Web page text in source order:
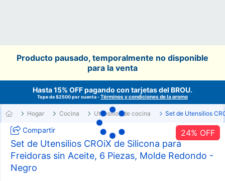
Producto pausado, temporalmente no disponible
para la venta
Hasta 15% OFF pagando con tarjetas del BROU.
Tope de $2500 por cuenta -Términos y condiciones de la promo
Hogar Cocina Utensilios de cocina Set de Utensilios
Compartir 24% OFF
Set de Utensilios CROiX de Silicona para
Freidoras sin Aceite, 6 Piezas, Molde Redondo -
Negro